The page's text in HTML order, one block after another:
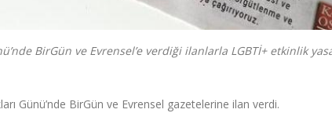
BirGün ve Evrensel’e verdiği ilanlarla LGBTİ+ etkinlik
Günü’nde BirGün ve Evrensel gazetelerine ilan verdi.